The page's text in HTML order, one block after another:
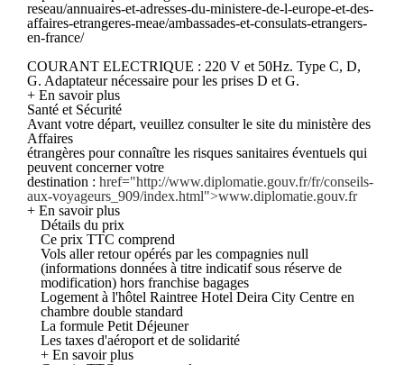
reseau/annuaires-et-adresses-du-ministere-de-l-europe-et-des-
affaires-etrangeres-meae/ambassades-et-consulats-etrangers-
en-france/
COURANT ELECTRIQUE : 220 V et 50Hz. Type C, D,
G. Adaptateur nécessaire pour les prises D et G.
+ En savoir plus
Santé et Sécurité
Avant votre départ, veuillez consulter le site du ministère des
Affaires
étrangères pour connaître les risques sanitaires éventuels qui
peuvent concerner votre
destination : href="http://www.diplomatie.gouv.fr/fr/conseils-
aux-voyageurs_909/index.html">www.diplomatie.gouv.fr
+ En savoir plus
Détails du prix
Ce prix TTC comprend
Vols aller retour opérés par les compagnies null
(informations données à titre indicatif sous réserve de
modification) hors franchise bagages
Logement à l'hôtel Raintree Hotel Deira City Centre en
chambre double standard
La formule Petit Déjeuner
Les taxes d'aéroport et de solidarité
+ En savoir plus